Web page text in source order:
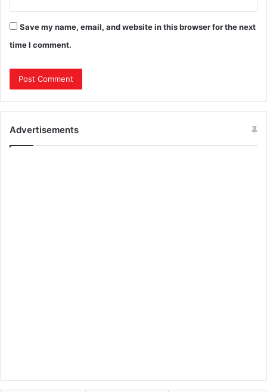
Save my name, email, and website in this browser for the next
time I comment.
Advertisements